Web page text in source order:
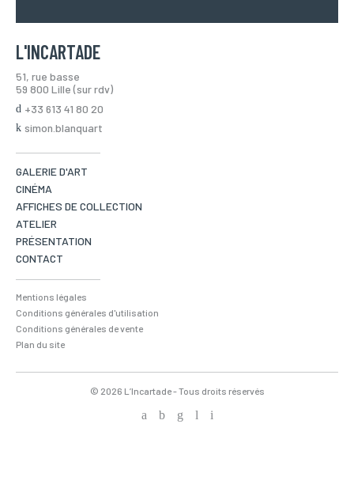
L'INCARTADE
51, rue basse
59 800 Lille (sur rdv)
+33 613 41 80 20
simon.blanquart
GALERIE D'ART
CINÉMA
AFFICHES DE COLLECTION
ATELIER
PRÉSENTATION
CONTACT
Mentions légales
Conditions générales d'utilisation
Conditions générales de vente
Plan du site
© 2026 L’Incartade - Tous droits réservés